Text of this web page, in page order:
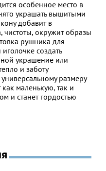
особенное место в
украшать вышитыми
добавит в
чистоты, окружит образы
рушника для
создать
украшение или
и заботу
размеру
маленькую, так и
и станет гордостью